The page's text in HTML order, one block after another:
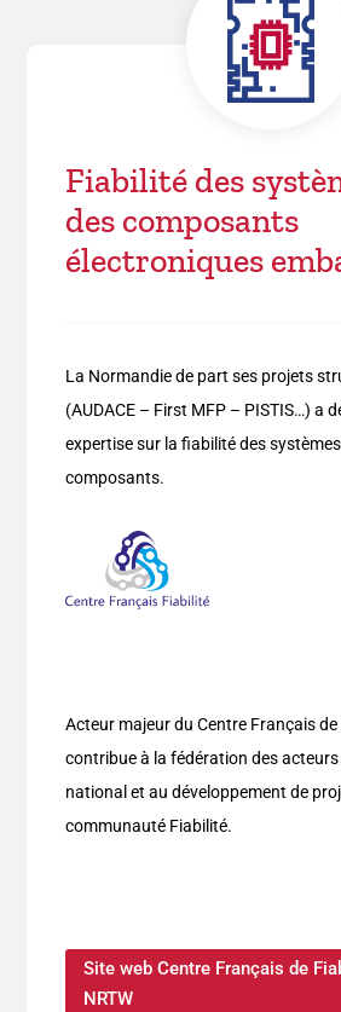
Fiabilité des
des composants
électroniques
La Normandie de part ses projets
(AUDACE – First MFP – PISTIS…) a
expertise sur la fiabilité des
composants.
Acteur majeur du Centre Français de
contribue à la fédération des acteurs
national et au développement de
communauté Fiabilité.
Site web Centre Français de
NRTW